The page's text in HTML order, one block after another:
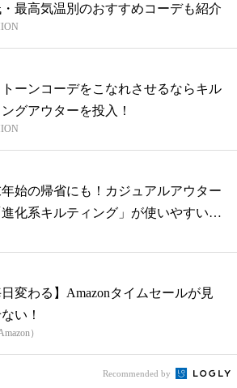
最高気温別のおすすめコーデも紹介
ーンコーデをこなれさせるならキル
グアウターを投入！
始の帰省にも！カジュアルアウター
化系キルティング」が使いやすい
日変わる】Amazonタイムセールが見
い！
）
Recommended by